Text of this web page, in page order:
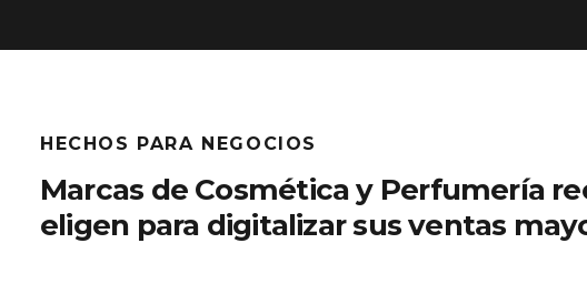
HECHOS PARA NEGOCIOS
Marcas de Cosmética y Perfumería
eligen para digitalizar sus ventas